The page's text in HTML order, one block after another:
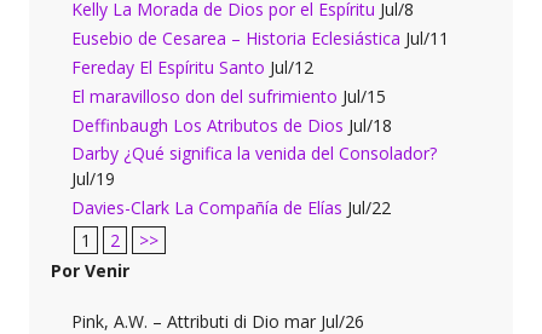
Kelly La Morada de Dios por el Espíritu Jul/8
Eusebio de Cesarea – Historia Eclesiástica Jul/11
Fereday El Espíritu Santo Jul/12
El maravilloso don del sufrimiento Jul/15
Deffinbaugh Los Atributos de Dios Jul/18
Darby ¿Qué significa la venida del Consolador?
Jul/19
Davies-Clark La Compañía de Elías Jul/22
1
2
>>
Por Venir
Pink, A.W. – Attributi di Dio mar Jul/26